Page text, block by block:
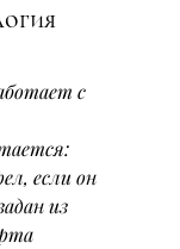
с
если он
из